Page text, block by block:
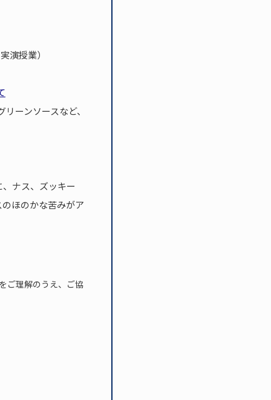
演授業）
ーンソースなど、
ナス、ズッキー
ほのかな苦みがア
ご理解のうえ、ご協